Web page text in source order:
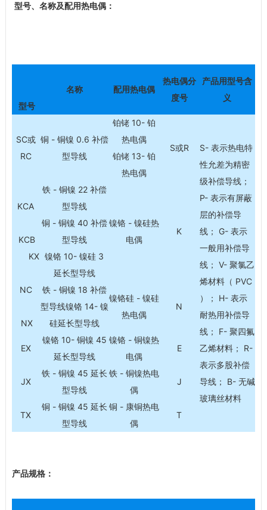
型号、名称及配用热电偶：
型号
名称 配用热电偶
热电偶分
度号
产品用型号含
义
SC或
RC
铜 - 铜镍 0.6 补偿
型导线
铂铑 10- 铂
热电偶
铂铑 13- 铂
热电偶
S或R
S- 表示热电特
性允差为精密
级补偿导线；
P- 表示有屏蔽
层的补偿导
线； G- 表示
一般用补偿导
线； V- 聚氯乙
烯材料（ PVC
）； H- 表示
耐热用补偿导
线； F- 聚四氟
乙烯材料； R-
表示多股补偿
导线； B- 无碱
玻璃丝材料
KCA
KCB
KX
铁 - 铜镍 22 补偿
型导线
铜 - 铜镍 40 补偿
型导线
镍铬 10- 镍硅 3
延长型导线
镍铬 - 镍硅热
电偶
K
NC
NX
铁 - 铜镍 18 补偿
型导线镍铬 14- 镍
硅延长型导线
镍铬硅 - 镍硅
热电偶
N
EX
镍铬 10- 铜镍 45
延长型导线
镍铬 - 铜镍热
电偶
E
JX
铁 - 铜镍 45 延长
型导线
铁 - 铜镍热电
偶
J
TX
铜 - 铜镍 45 延长
型导线
铜 - 康铜热电
偶
T
产品规格：